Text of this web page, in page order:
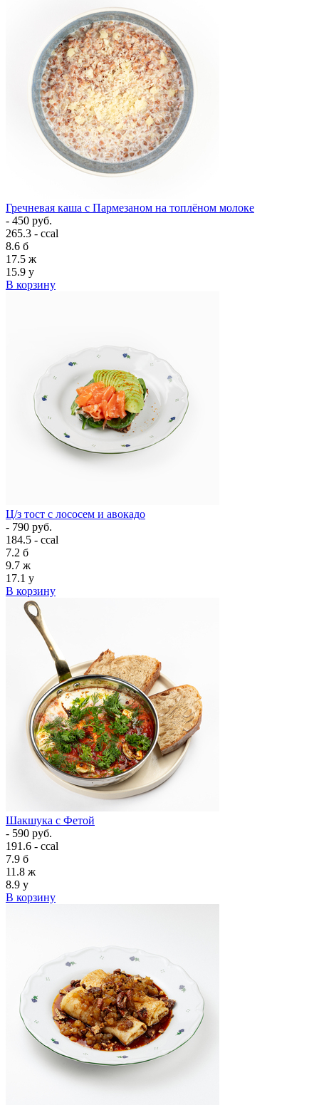
Гречневая каша с Пармезаном на топлёном молоке
- 450 руб.
265.3 - ccal
8.6 б
17.5 ж
15.9 у
В корзину
Ц/з тост с лососем и авокадо
- 790 руб.
184.5 - ccal
7.2 б
9.7 ж
17.1 у
В корзину
Шакшука с Фетой
- 590 руб.
191.6 - ccal
7.9 б
11.8 ж
8.9 у
В корзину